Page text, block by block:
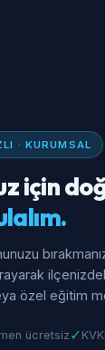
· KURUMSAL
için
özel eğitim
ücretsiz ✓